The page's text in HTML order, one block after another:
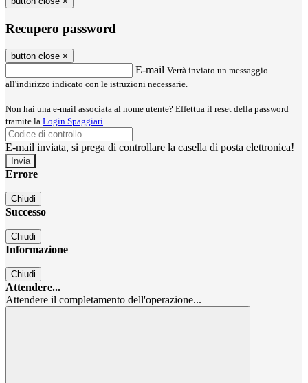
Recupero password
button close ×
E-mail Verrà inviato un messaggio
all'indirizzo indicato con le istruzioni necessarie.
Non hai una e-mail associata al nome utente? Effettua il reset della password
tramite la Login Spaggiari
E-mail inviata, si prega di controllare la casella di posta elettronica!
Errore
Chiudi
Successo
Chiudi
Informazione
Chiudi
Attendere...
Attendere il completamento dell'operazione...